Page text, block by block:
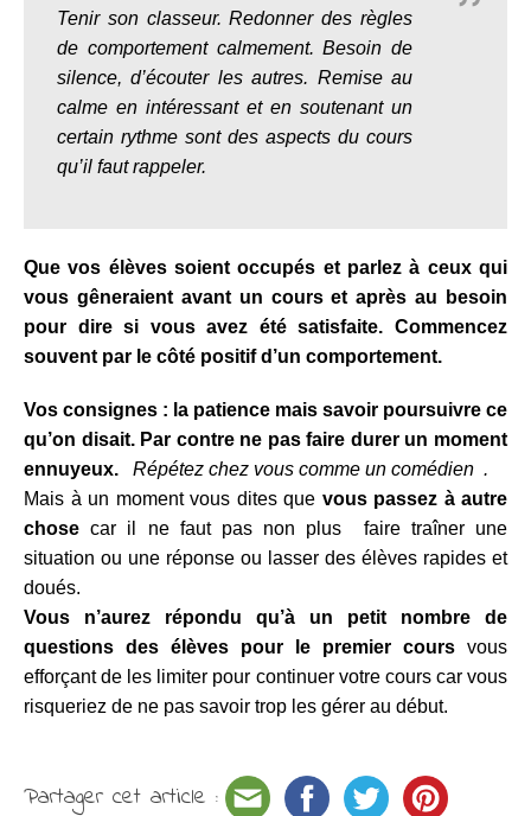
Tenir son classeur. Redonner des règles
de comportement calmement. Besoin de
silence, d’écouter les autres. Remise au
calme en intéressant et en soutenant un
certain rythme sont des aspects du cours
qu’il faut rappeler.
Que vos élèves soient occupés et parlez à ceux qui
vous gêneraient avant un cours et après au besoin
pour dire si vous avez été satisfaite. Commencez
souvent par le côté positif d’un comportement.
Vos consignes : la patience mais savoir poursuivre ce
qu’on disait. Par contre ne pas faire durer un moment
ennuyeux.
Répétez chez vous comme un comédien .
Mais à un moment vous dites que vous passez à autre
chosecar il ne faut pas non plus faire traîner une
situation ou une réponse ou lasser des élèves rapides et
doués.
Vous n’aurez répondu qu’à un petit nombre de
questions des élèves pour le premier cours vous
efforçant de les limiter pour continuer votre cours car vous
risqueriez de ne pas savoir trop les gérer au début.
Partager cet article :